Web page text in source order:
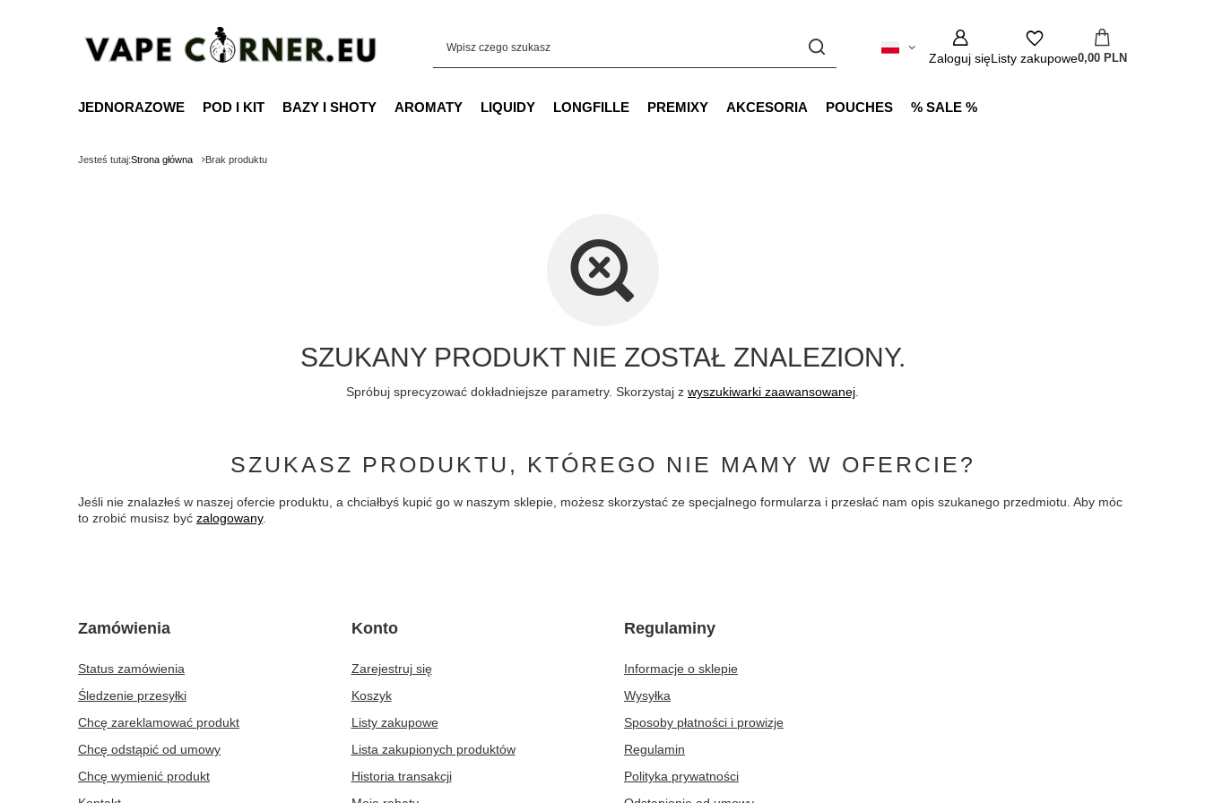
Zaloguj sięListy zakupowe0,00 PLN
JEDNORAZOWE POD I KIT BAZY I SHOTY AROMATY LIQUIDY LONGFILLE PREMIXY AKCESORIA POUCHES % SALE %
Jesteś tutaj:Strona główna Brak produktu
SZUKANY PRODUKT NIE ZOSTAŁ ZNALEZIONY.
Spróbuj sprecyzować dokładniejsze parametry. Skorzystaj z wyszukiwarki zaawansowanej
SZUKASZ PRODUKTU, KTÓREGO NIE MAMY W OFERCIE?
Jeśli nie znalazłeś w naszej ofercie produktu, a chciałbyś kupić go w naszym sklepie, możesz skorzystać ze specjalnego formularza i przesłać nam opis szukanego przedmiotu. Aby móc
to zrobić musisz być zalogowany.
Zamówienia
Status zamówienia
Śledzenie przesyłki
Chcę zareklamować produkt
Chcę odstąpić od umowy
Chcę wymienić produkt
Konto
Zarejestruj się
Koszyk
Listy zakupowe
Lista zakupionych produktów
Historia transakcji
Regulaminy
Informacje o sklepie
Wysyłka
Sposoby płatności i prowizje
Regulamin
Polityka prywatności